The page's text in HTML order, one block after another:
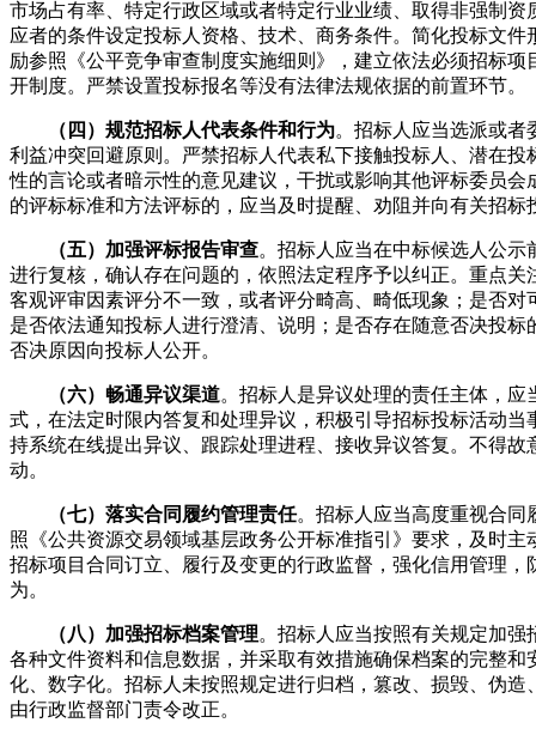
市场占有率、特定行政区域或者特定行业业绩、取得非强制
应者的条件设定投标人资格、技术、商务条件。简化投标文
励参照《公平竞争审查制度实施细则》，建立依法必须招标
开制度。严禁设置投标报名等没有法律法规依据的前置环节。
（四）规范招标人代表条件和行为。招标人应当选派或者
利益冲突回避原则。严禁招标人代表私下接触投标人、潜在
性的言论或者暗示性的意见建议，干扰或影响其他评标委员
的评标标准和方法评标的，应当及时提醒、劝阻并向有关招
（五）加强评标报告审查。招标人应当在中标候选人公
进行复核，确认存在问题的，依照法定程序予以纠正。重点
客观评审因素评分不一致，或者评分畸高、畸低现象；是否
是否依法通知投标人进行澄清、说明；是否存在随意否决投
否决原因向投标人公开。
（六）畅通异议渠道。招标人是异议处理的责任主体，
式，在法定时限内答复和处理异议，积极引导招标投标活动
持系统在线提出异议、跟踪处理进程、接收异议答复。不得
动。
（七）落实合同履约管理责任。招标人应当高度重视合同
照《公共资源交易领域基层政务公开标准指引》要求，及时
招标项目合同订立、履行及变更的行政监督，强化信用管理
为。
（八）加强招标档案管理。招标人应当按照有关规定加
各种文件资料和信息数据，并采取有效措施确保档案的完整
化、数字化。招标人未按照规定进行归档，篡改、损毁、伪
由行政监督部门责令改正。